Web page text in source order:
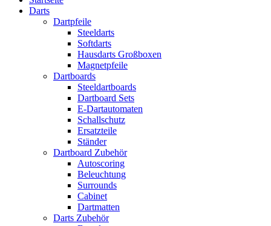
Darts
Dartpfeile
Steeldarts
Softdarts
Hausdarts Großboxen
Magnetpfeile
Dartboards
Steeldartboards
Dartboard Sets
E-Dartautomaten
Schallschutz
Ersatzteile
Ständer
Dartboard Zubehör
Autoscoring
Beleuchtung
Surrounds
Cabinet
Dartmatten
Darts Zubehör